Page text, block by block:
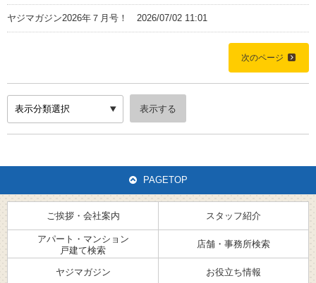
ヤジマガジン2026年７月号！ 2026/07/02 11:01
次のページ
PAGETOP
ご挨拶・会社案内 スタッフ紹介
アパート・マンション
戸建て検索
店舗・事務所検索
ヤジマガジン お役立ち情報
スタッフ紹介
店舗・事務所検索
ヤジマガジン